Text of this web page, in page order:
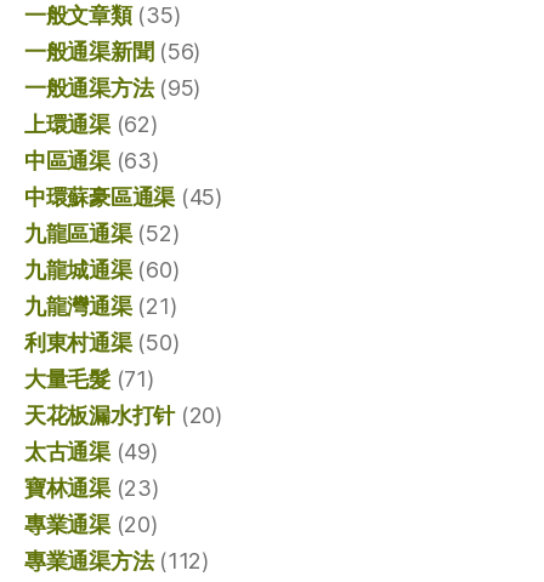
一般文章類(35)
一般通渠新聞 (56)
一般通渠方法(95)
上環通渠(62)
中區通渠(63)
中環蘇豪區通渠 (45)
九龍區通渠(52)
九龍城通渠(60)
九龍灣通渠(21)
利東村通渠(50)
大量毛髮(71)
天花板漏水打针(20)
太古通渠(49)
寶林通渠(23)
專業通渠(20)
專業通渠方法(112)